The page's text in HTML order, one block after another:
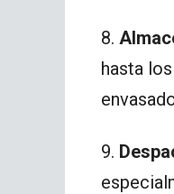
8.
hasta
9.